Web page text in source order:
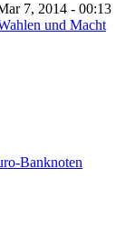
7, 2014 - 00:13
und Macht
Banknoten